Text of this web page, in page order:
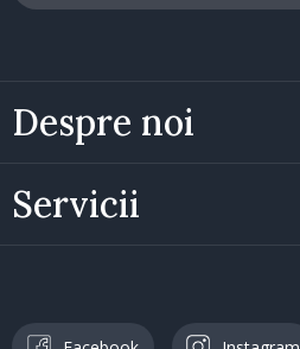
Despre noi
Servicii